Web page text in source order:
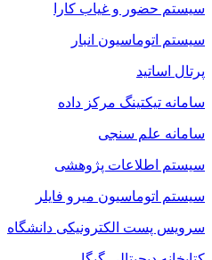
سیستم حضور و غیاب کارا
سیستم اتوماسیون انبار
پرتال اساتید
سامانه تیکتینگ مرکز داده
سامانه علم سنجی
سیستم اطلاعات پژوهشی
سیستم اتوماسیون میرو فایلر
سرویس پست الکترونیکی دانشگاه